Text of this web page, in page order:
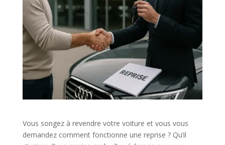
Vous songez à revendre votre voiture et vous vous
demandez comment fonctionne une reprise ? Qu’il